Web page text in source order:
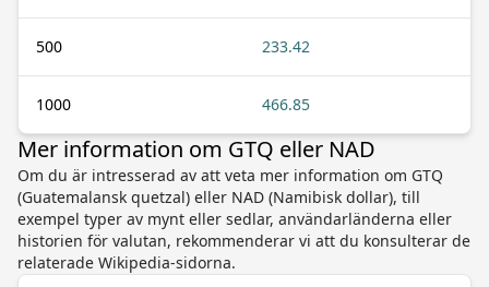
500 233.42
1000 466.85
Mer information om GTQ eller NAD
Om du är intresserad av att veta mer information om GTQ
(Guatemalansk quetzal) eller NAD (Namibisk dollar), till
exempel typer av mynt eller sedlar, användarländerna eller
historien för valutan, rekommenderar vi att du konsulterar de
relaterade Wikipedia-sidorna.